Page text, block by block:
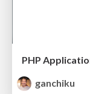
PHP
ganchiku